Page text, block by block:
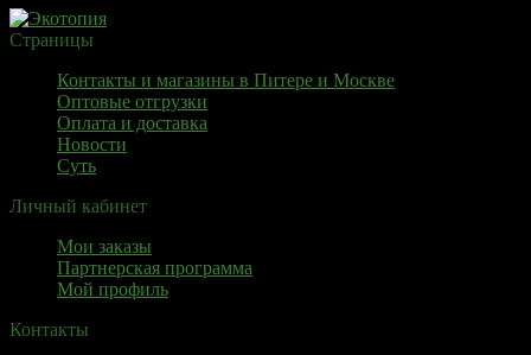
Страницы
Контакты и магазины в Питере и Москве
Оптовые отгрузки
Оплата и доставка
Новости
Суть
Личный кабинет
Мои заказы
Партнерская программа
Мой профиль
Контакты